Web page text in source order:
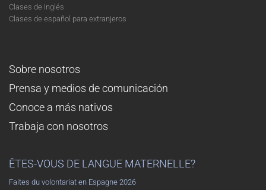
Clases de inglés
Clases de español para extranjeros
Sobre nosotros
Prensa y medios de comunicación
Conoce a más nativos
Trabaja con nosotros
ÊTES-VOUS DE LANGUE MATERNELLE?
Faites du volontariat en Espagne 2026